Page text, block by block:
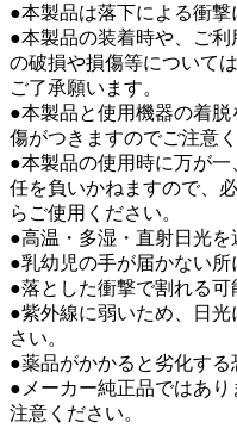
●本製品は落下による衝撃
●本製品の装着時や、ご
の破損や損傷等について
ご了承願います。
●本製品と使用機器の着
傷がつきますのでご注意く
●本製品の使用時に万が
任を負いかねますので、
らご使用ください。
●高温・多湿・直射日光を
●乳幼児の手が届かない所
●落とした衝撃で割れる可
●紫外線に弱いため、日
さい。
●薬品がかかると劣化する
●メーカー純正品ではあ
注意ください。